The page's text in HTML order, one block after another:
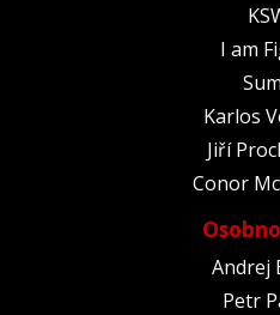
I am
Karlos
Jiří
Conor
Andrej
Petr